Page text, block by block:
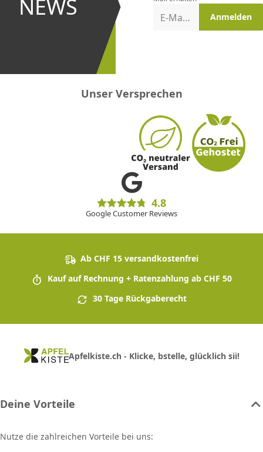
NEWS
Aktionen
E-Mail-Adresse Anmelden
Unser Versprechen
4.8
Google Customer Reviews
Ab CHF 15 versandkostenfrei
Kauf auf Rechnung + Ratenzahlung ab CHF 50
30 Tage Rückgaberecht
Apfelkiste.ch - Klicke, bstelle, glücklich sii!
Deine Vorteile
Nutze die zahlreichen Vorteile bei uns: